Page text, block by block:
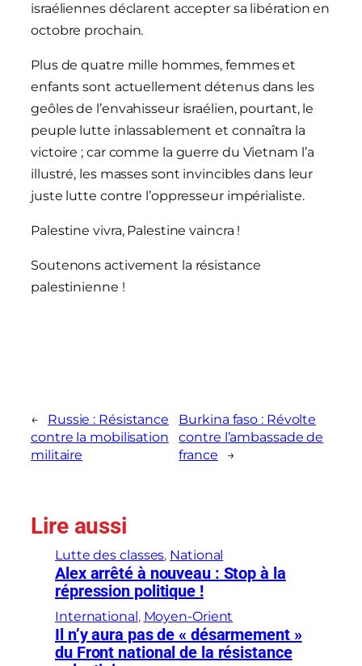
israéliennes déclarent accepter sa libération en
octobre prochain.
Plus de quatre mille hommes, femmes et
enfants sont actuellement détenus dans les
geôles de l’envahisseur israélien, pourtant, le
peuple lutte inlassablement et connaîtra la
victoire ; car comme la guerre du Vietnam l’a
illustré, les masses sont invincibles dans leur
juste lutte contre l’oppresseur impérialiste.
Palestine vivra, Palestine vaincra !
Soutenons activement la résistance
palestinienne !
←
Russie : Résistance
contre la mobilisation
militaire
Burkina faso : Révolte
contre l’ambassade de
france
→
Lire aussi
Lutte des classes, National
Alex arrêté à nouveau : Stop à la
répression politique !
International , Moyen-Orient
Il n’y aura pas de « désarmement »
du Front national de la résistance